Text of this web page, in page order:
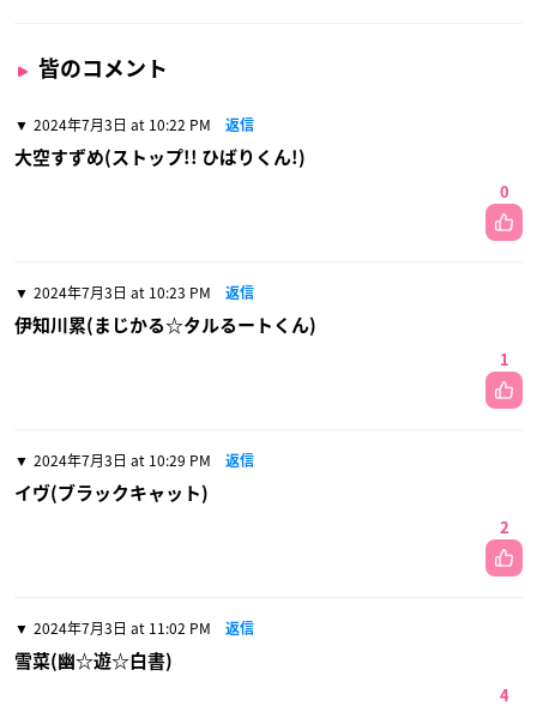
皆のコメント
2024年7月3日 at 10:22 PM 返信
大空すずめ(ストップ!! ひばりくん!)
0
2024年7月3日 at 10:23 PM 返信
伊知川累(まじかる☆タルるートくん)
1
2024年7月3日 at 10:29 PM 返信
イヴ(ブラックキャット)
2
2024年7月3日 at 11:02 PM 返信
雪菜(幽☆遊☆白書)
4